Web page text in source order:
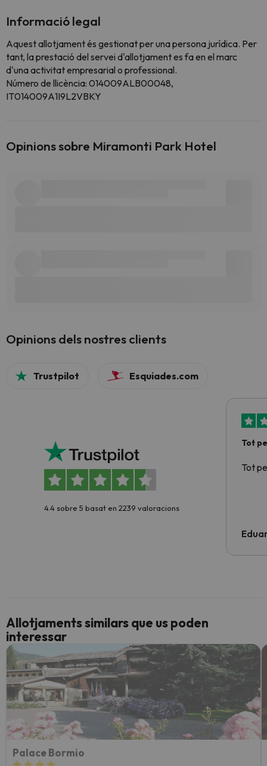
Informació legal
Aquest allotjament és gestionat per una persona jurídica. Per
tant, la prestació del servei d'allotjament es fa en el marc
d'una activitat empresarial o professional.
Número de llicència: 014009ALB00048,
IT014009A1I9L2VBKY
Opinions sobre Miramonti Park Hotel
Opinions dels nostres clients
Trustpilot Esquiades.com
4.4 sobre 5 basat en 2239 valoracions
Tot
Tot
Allotjaments similars que us poden
interessar
Palace Bormio